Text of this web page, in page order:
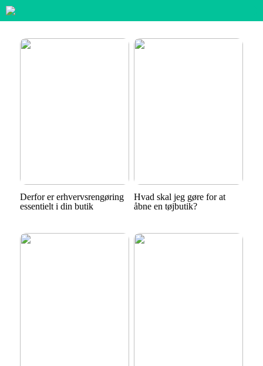
Derfor er erhvervsrengøring
essentielt i din butik
Hvad skal jeg gøre for at
åbne en tøjbutik?